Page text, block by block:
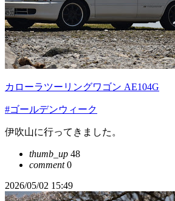
カローラツーリングワゴン AE104G
#ゴールデンウィーク
伊吹山に行ってきました。
thumb_up 48
comment0
2026/05/02 15:49